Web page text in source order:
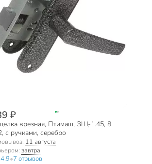
₽
врезная, Птимаш, ЗЩ-1.45, 8
с ручками, серебро
11 августа
завтра
4.9•7 отзывов